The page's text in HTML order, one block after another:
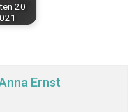
20
Ernst